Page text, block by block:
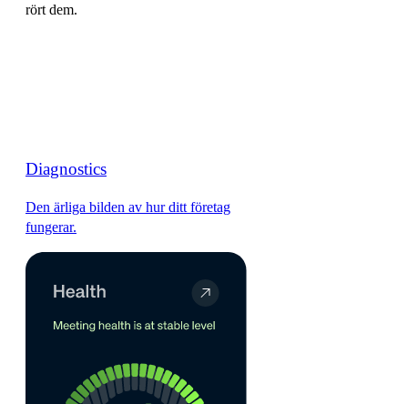
rört dem.
Diagnostics
Den ärliga bilden av hur ditt företag
fungerar.